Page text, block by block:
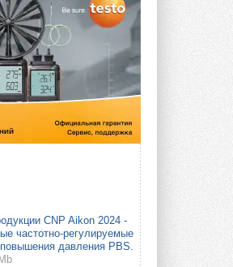
CNP Aikon 2024 -
частотно-регулируемые
повышения давления PBS.